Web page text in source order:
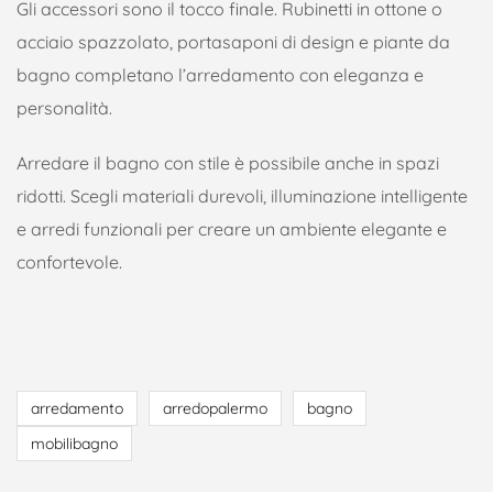
Gli accessori sono il tocco finale. Rubinetti in ottone o
acciaio spazzolato, portasaponi di design e piante da
bagno completano l’arredamento con eleganza e
personalità.
Arredare il bagno con stile è possibile anche in spazi
ridotti. Scegli materiali durevoli, illuminazione intelligente
e arredi funzionali per creare un ambiente elegante e
confortevole.
arredamento arredopalermo
bagno
mobilibagno